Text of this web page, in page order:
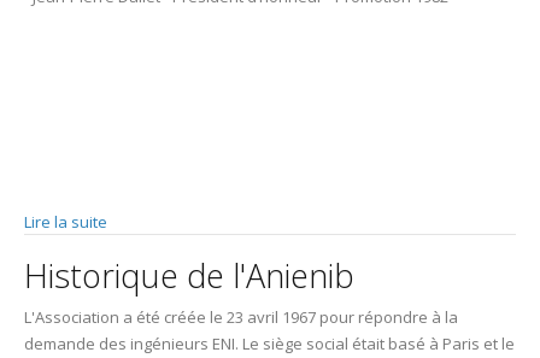
Lire la suite
Historique de l'Anienib
L'Association a été créée le 23 avril 1967 pour répondre à la
demande des ingénieurs ENI. Le siège social était basé à Paris et le